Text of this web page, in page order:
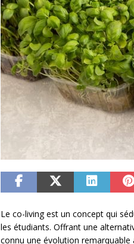
Le co-living est un concept qui
les étudiants. Offrant une
connu une évolution remarquable